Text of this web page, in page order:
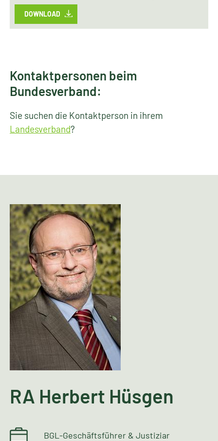
DOWNLOAD
Kontaktpersonen beim
Bundesverband:
Sie suchen die Kontaktperson in ihrem
Landesverband?
RA Herbert Hüsgen
BGL-Geschäftsführer & Justiziar